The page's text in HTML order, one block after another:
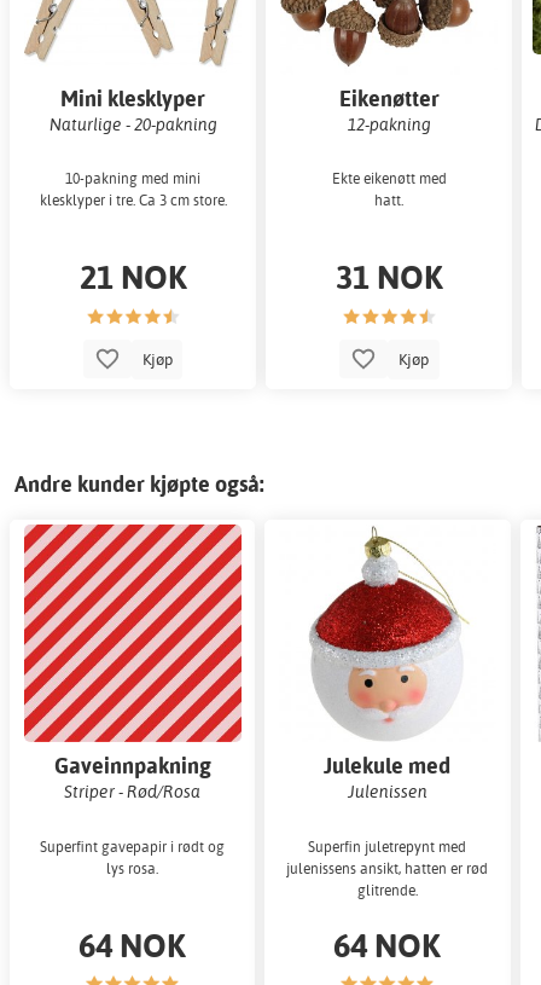
Mini klesklyper
Naturlige - 20-pakning
10-pakning med mini
klesklyper i tre. Ca 3 cm store.
21 NOK
Kjøp
Eikenøtter
12-pakning
Ekte eikenøtt med
hatt.
31 NOK
Kjøp
Andre kunder kjøpte også:
Gaveinnpakning
Striper - Rød/Rosa
Superfint gavepapir i rødt og
lys rosa.
64 NOK
Julekule med
glittermotiv
Julenissen
Superfin juletrepynt med
julenissens ansikt, hatten er rød
glitrende.
64 NOK